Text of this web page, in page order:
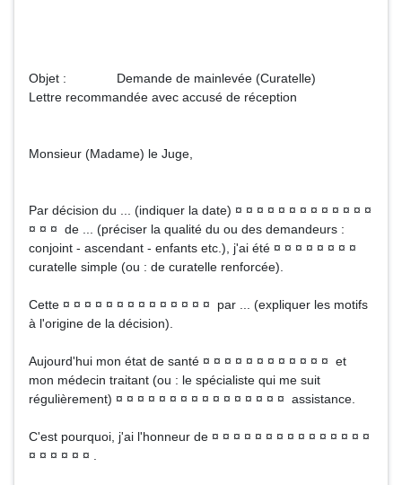
Objet : Demande de mainlevée (Curatelle)
Lettre recommandée avec accusé de réception
Monsieur (Madame) le Juge,
Par décision du ... (indiquer la date) ¤ ¤ ¤ ¤ ¤ ¤ ¤ ¤ ¤ ¤ ¤ ¤ ¤
¤ ¤ ¤ de ... (préciser la qualité du ou des demandeurs :
conjoint - ascendant - enfants etc.), j'ai été ¤ ¤ ¤ ¤ ¤ ¤ ¤ ¤
curatelle simple (ou : de curatelle renforcée).
Cette ¤ ¤ ¤ ¤ ¤ ¤ ¤ ¤ ¤ ¤ ¤ ¤ ¤ ¤ par ... (expliquer les motifs
à l'origine de la décision).
Aujourd'hui mon état de santé ¤ ¤ ¤ ¤ ¤ ¤ ¤ ¤ ¤ ¤ ¤ ¤ et
mon médecin traitant (ou : le spécialiste qui me suit
régulièrement) ¤ ¤ ¤ ¤ ¤ ¤ ¤ ¤ ¤ ¤ ¤ ¤ ¤ ¤ ¤ ¤ assistance.
C'est pourquoi, j'ai l'honneur de ¤ ¤ ¤ ¤ ¤ ¤ ¤ ¤ ¤ ¤ ¤ ¤ ¤ ¤ ¤
¤ ¤ ¤ ¤ ¤ ¤ .